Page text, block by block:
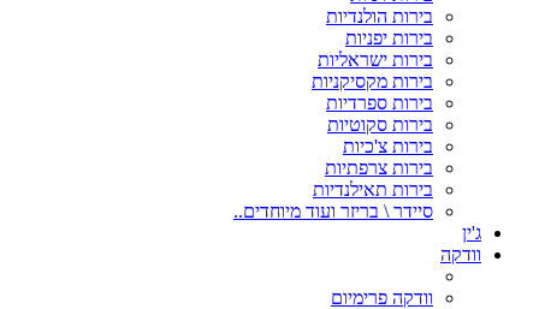
בירות הולנדיות
בירות יפניות
בירות ישראליות
בירות מקסיקניות
בירות ספרדיות
בירות סקוטיות
בירות צ'כיות
בירות צרפתיות
בירות תאילנדיות
סיידר \ בריזר ועוד מיוחדים..
ג'ין
וודקה
וודקה פרימיום